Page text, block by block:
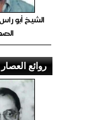
الشيخ أبو
روائع العصار